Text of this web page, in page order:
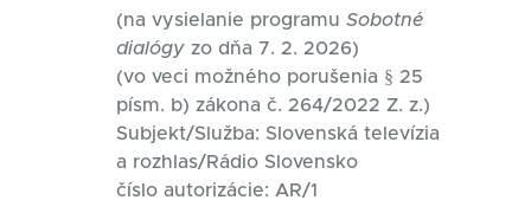
(na vysielanie programu Sobotné
dialógy zo dňa 7. 2. 2026)
(vo veci možného porušenia § 25
písm. b) zákona č. 264/2022 Z. z.)
Subjekt/Služba: Slovenská televízia
a rozhlas/Rádio Slovensko
číslo autorizácie: AR/1